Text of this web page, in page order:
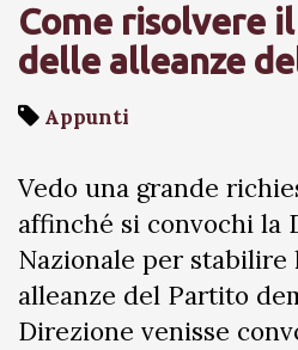
Come risolvere
delle alleanze
Appunti
Vedo una grande
affinché si convochi la
Nazionale per stabilire
alleanze del Partito
Direzione venisse